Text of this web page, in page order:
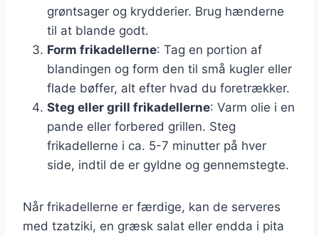
grøntsager og krydderier. Brug hænderne
til at blande godt.
Form frikadellerne: Tag en portion af
blandingen og form den til små kugler eller
flade bøffer, alt efter hvad du foretrækker.
Steg eller grill frikadellerne: Varm olie i en
pande eller forbered grillen. Steg
frikadellerne i ca. 5-7 minutter på hver
side, indtil de er gyldne og gennemstegte.
Når frikadellerne er færdige, kan de serveres
med tzatziki, en græsk salat eller endda i pita